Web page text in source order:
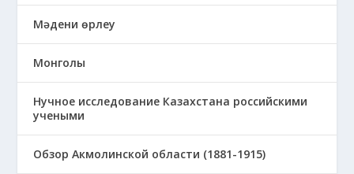
Мәдени өрлеу
Монголы
Нучное исследование Казахстана российскими
учеными
Обзор Акмолинской области (1881-1915)